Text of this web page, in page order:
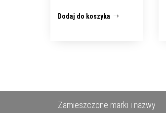
Dodaj do koszyka
Zamieszczone marki i nazwy